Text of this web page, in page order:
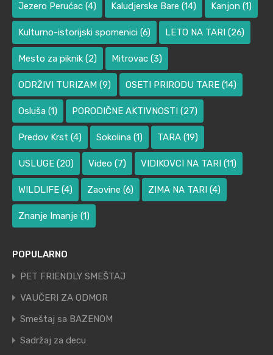
Jezero Perućac (4) Kaludjerske Bare (14) Kanjon (1)
Kulturno-istorijski spomenici (6) LETO NA TARI (26)
Mesto za piknik (2) Mitrovac (3)
ODRŽIVI TURIZAM (9) OSETI PRIRODU TARE (14)
Osluša (1) PORODIČNE AKTIVNOSTI (27)
Predov Krst (4) Sokolina (1) TARA (19)
USLUGE (20) Video (7) VIDIKOVCI NA TARI (11)
WILDLIFE (4) Zaovine (6) ZIMA NA TARI (4)
Znanje Imanje (1)
POPULARNO
PET FRIENDLY SMEŠTAJ
VAUČERI ZA ODMOR
Smeštaj sa BAZENOM
Sadržaj za decu